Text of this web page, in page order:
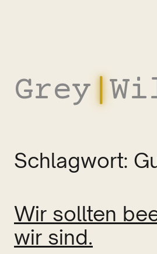
Grey |
Schlagwort:
Wir sollten
wir sind.